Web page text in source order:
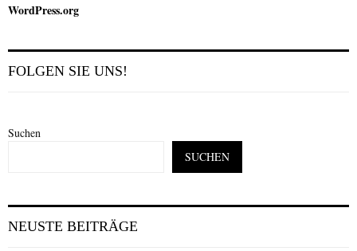
WordPress.org
FOLGEN SIE UNS!
Suchen
SUCHEN
NEUSTE BEITRÄGE